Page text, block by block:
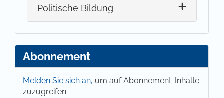
Politische Bildung
Abonnement
Melden Sie sich an, um auf Abonnement-Inhalte
zuzugreifen.